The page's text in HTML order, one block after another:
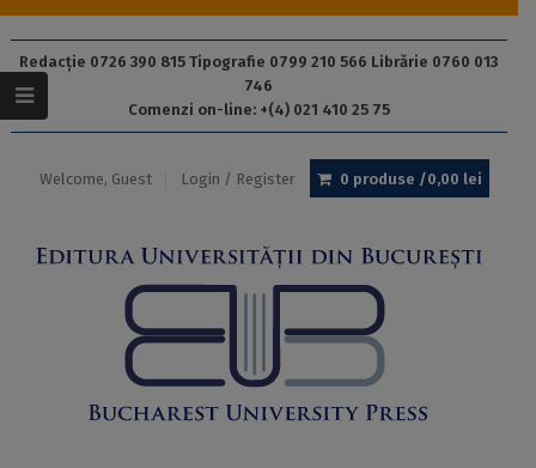
Redacție 0726 390 815 Tipografie 0799 210 566 Librărie 0760 013
746
Comenzi on-line: +(4) 021 410 25 75
Welcome, Guest Login / Register 0 produse /0,00 lei